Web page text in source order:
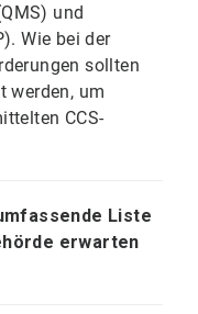
und
Wie bei der
sollten
werden, um
CCS-
Liste
erwarten